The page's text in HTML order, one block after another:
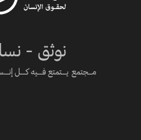
نوثق -
مـــجتمع يــــتمتع فــــيه كــــل